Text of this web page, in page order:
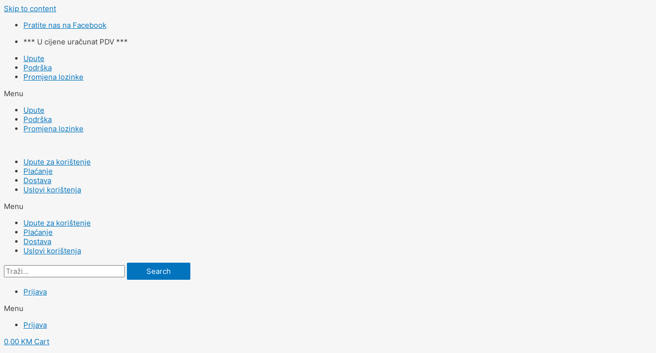
Skip to content
Pratite nas na Facebook
*** U cijene uračunat PDV ***
Upute
Podrška
Promjena lozinke
Menu
Upute
Podrška
Promjena lozinke
Upute za korištenje
Plaćanje
Dostava
Uslovi korištenja
Menu
Upute za korištenje
Plaćanje
Dostava
Uslovi korištenja
Search
Prijava
Menu
Prijava
0,00 KM Cart